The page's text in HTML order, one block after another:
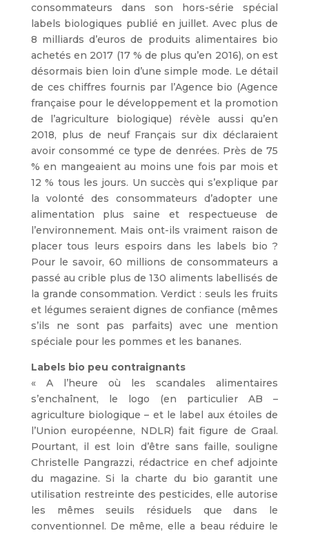
consommateurs dans son hors-série spécial
labels biologiques publié en juillet. Avec plus de
8 milliards d’euros de produits alimentaires bio
achetés en 2017 (17 % de plus qu’en 2016), on est
désormais bien loin d’une simple mode. Le détail
de ces chiffres fournis par l’Agence bio (Agence
française pour le développement et la promotion
de l’agriculture biologique) révèle aussi qu’en
2018, plus de neuf Français sur dix déclaraient
avoir consommé ce type de denrées. Près de 75
% en mangeaient au moins une fois par mois et
12 % tous les jours. Un succès qui s’explique par
la volonté des consommateurs d’adopter une
alimentation plus saine et respectueuse de
l’environnement. Mais ont-ils vraiment raison de
placer tous leurs espoirs dans les labels bio ?
Pour le savoir, 60 millions de consommateurs a
passé au crible plus de 130 aliments labellisés de
la grande consommation. Verdict : seuls les fruits
et légumes seraient dignes de confiance (mêmes
s’ils ne sont pas parfaits) avec une mention
spéciale pour les pommes et les bananes.
Labels bio peu contraignants
« A l’heure où les scandales alimentaires
s’enchaînent, le logo (en particulier AB –
agriculture biologique – et le label aux étoiles de
l’Union européenne, NDLR) fait figure de Graal.
Pourtant, il est loin d’être sans faille, souligne
Christelle Pangrazzi, rédactrice en chef adjointe
du magazine. Si la charte du bio garantit une
utilisation restreinte des pesticides, elle autorise
les mêmes seuils résiduels que dans le
conventionnel. De même, elle a beau réduire le